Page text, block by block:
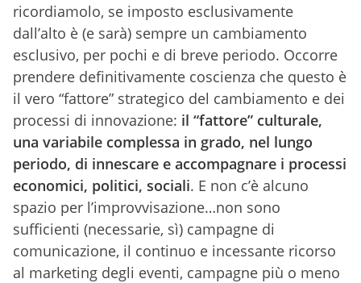
ricordiamolo, se imposto esclusivamente
dall’alto è (e sarà) sempre un cambiamento
esclusivo, per pochi e di breve periodo. Occorre
prendere definitivamente coscienza che questo è
il vero “fattore” strategico del cambiamento e dei
processi di innovazione: il “fattore” culturale,
una variabile complessa in grado, nel lungo
periodo, di innescare e accompagnare i processi
economici, politici, sociali. E non c’è alcuno
spazio per l’improvvisazione…non sono
sufficienti (necessarie, sì) campagne di
comunicazione, il continuo e incessante ricorso
al marketing degli eventi, campagne più o meno